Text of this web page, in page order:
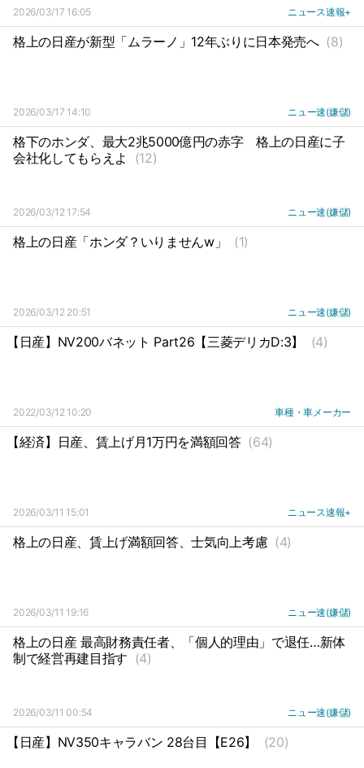
2026/03/17 16:05 ニュース速報+
格上の日産が新型「ムラーノ」12年ぶりに日本発売へ (8)
2026/03/17 14:10 ニュー速(嫌儲)
格下のホンダ、最大2兆5000億円の赤字
格上の日産に子
会社化してもらえよ
(12)
2026/03/12 17:54 ニュー速(嫌儲)
格上の日産「ホンダ？いりませんw」 (1)
2026/03/12 20:51 ニュー速(嫌儲)
【日産】NV200バネット Part26【三菱デリカD:3】 (4)
2022/03/12 10:20 車種・車メーカー
【経済】日産、賃上げ月1万円を満額回答 (64)
2026/03/11 15:01 ニュース速報+
格上の日産、賃上げ満額回答、士気向上考慮 (4)
2026/03/11 19:16 ニュー速(嫌儲)
格上の日産 最高財務責任者、「個人的理由」で退任…新体
制で経営再建目指す (4)
2026/03/11 00:54 ニュー速(嫌儲)
【日産】NV350キャラバン 28台目【E26】 (20)